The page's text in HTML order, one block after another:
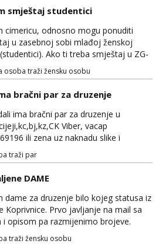
smještaj studentici
cimericu, odnosno mogu ponuditi
u zasebnoj sobi mlađoj ženskoj
Ako ti treba smještaj u ZG-
želiš plaćati sobu i tako malo uštedjeti,
na mail.
osoba traži žensku osobu
bračni par za druzenje
ima bračni par za druzenje u
Viber, vacap
ili zena uz naknadu slike i
ne zanima me
traži par
DAME
dame za druzenje bilo kojeg statusa iz
Koprivnice. Prvo javljanje na mail sa
i opisom pa razmijenimo brojeve.
bonovi STOP.
traži žensku osobu